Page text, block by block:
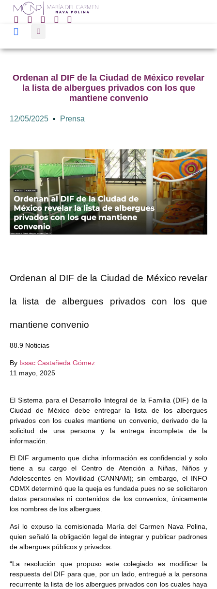
Ordenan al DIF de la Ciudad de México revelar
la lista de albergues privados con los que
mantiene convenio
12/05/2025 Prensa
Ordenan al DIF de la Ciudad de México revelar
la lista de albergues privados con los que
mantiene convenio
88.9 Noticias
By Issac Castañeda Gómez
11 mayo, 2025
El Sistema para el Desarrollo Integral de la Familia (DIF) de la
Ciudad de México debe entregar la lista de los albergues
privados con los cuales mantiene un convenio, derivado de la
solicitud de una persona y la entrega incompleta de la
información.
El DIF argumento que dicha información es confidencial y solo
tiene a su cargo el Centro de Atención a Niñas, Niños y
Adolescentes en Movilidad (CANNAM); sin embargo, el INFO
CDMX determinó que la queja es fundada pues no se solicitaron
datos personales ni contenidos de los convenios, únicamente
los nombres de los albergues.
Así lo expuso la comisionada María del Carmen Nava Polina,
quien señaló la obligación legal de integrar y publicar padrones
de albergues públicos y privados.
“La resolución que propuso este colegiado es modificar la
respuesta del DIF para que, por un lado, entregué a la persona
recurrente la lista de los albergues privados con los cuales haya